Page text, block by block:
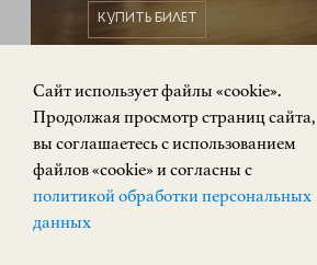
КУПИТЬ БИЛЕТ
ПОСТОЯННАЯ ЭКСПОЗИЦИЯ
ЗАПИСАТЬСЯ
НА ЭКСКУРСИЮ
Cайт использует файлы «cookie».
Продолжая просмотр страниц сайта,
вы соглашаетесь с использованием
файлов «cookie» и согласны с
политикой обработки персональных
данных